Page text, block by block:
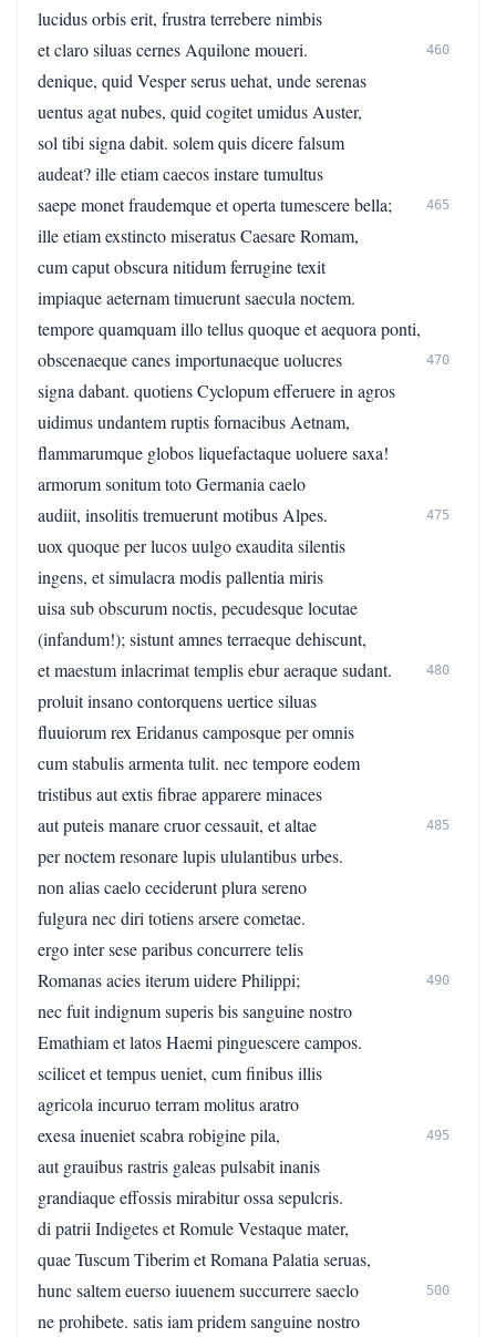
lucidus orbis erit, frustra terrebere nimbis
et claro siluas cernes Aquilone moueri.
460
denique, quid Vesper serus uehat, unde serenas
uentus agat nubes, quid cogitet umidus Auster,
sol tibi signa dabit. solem quis dicere falsum
audeat? ille etiam caecos instare tumultus
saepe monet fraudemque et operta tumescere bella;
465
ille etiam exstincto miseratus Caesare Romam,
cum caput obscura nitidum ferrugine texit
impiaque aeternam timuerunt saecula noctem.
tempore quamquam illo tellus quoque et aequora ponti,
obscenaeque canes importunaeque uolucres
470
signa dabant. quotiens Cyclopum efferuere in agros
uidimus undantem ruptis fornacibus Aetnam,
flammarumque globos liquefactaque uoluere saxa!
armorum sonitum toto Germania caelo
audiit, insolitis tremuerunt motibus Alpes.
475
uox quoque per lucos uulgo exaudita silentis
ingens, et simulacra modis pallentia miris
uisa sub obscurum noctis, pecudesque locutae
(infandum!); sistunt amnes terraeque dehiscunt,
et maestum inlacrimat templis ebur aeraque sudant.
480
proluit insano contorquens uertice siluas
fluuiorum rex Eridanus camposque per omnis
cum stabulis armenta tulit. nec tempore eodem
tristibus aut extis fibrae apparere minaces
aut puteis manare cruor cessauit, et altae
485
per noctem resonare lupis ululantibus urbes.
non alias caelo ceciderunt plura sereno
fulgura nec diri totiens arsere cometae.
ergo inter sese paribus concurrere telis
Romanas acies iterum uidere Philippi;
490
nec fuit indignum superis bis sanguine nostro
Emathiam et latos Haemi pinguescere campos.
scilicet et tempus ueniet, cum finibus illis
agricola incuruo terram molitus aratro
exesa inueniet scabra robigine pila,
495
aut grauibus rastris galeas pulsabit inanis
grandiaque effossis mirabitur ossa sepulcris.
di patrii Indigetes et Romule Vestaque mater,
quae Tuscum Tiberim et Romana Palatia seruas,
hunc saltem euerso iuuenem succurrere saeclo
500
ne prohibete. satis iam pridem sanguine nostro